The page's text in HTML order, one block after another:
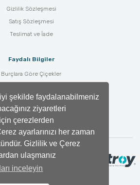
şekilde faydalanabilmeniz
ziyaretleri
çerezlerden
ayarlarınızı her zaman
Gizlilik ve Çerez
ulaşmanız
inceleyin
Gizlilik Sözleşmesi
Satış Sözleşmesi
Teslimat ve İade
Faydalı Bilgiler
Burçlara Göre Çiçekler
Çiçek Anlamları
Tüm Blog Yazıları